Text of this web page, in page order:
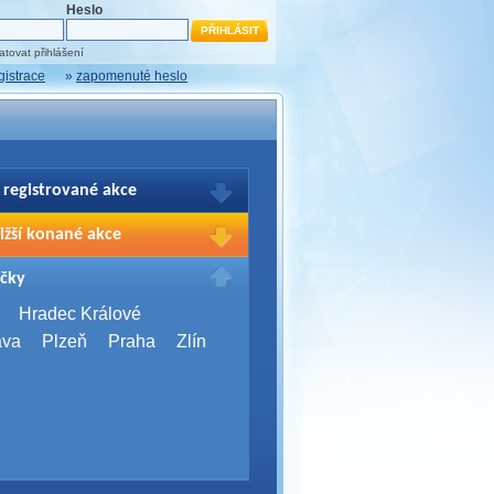
Heslo
přihlášení
» zapomenuté heslo
registrované akce
Vašich registrací na akce
přihlašte.
konané akce
2026
Brno
Server Bootcamp 2026
Hradec Králové
Plzeň Praha Zlín